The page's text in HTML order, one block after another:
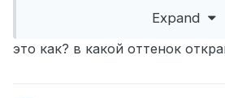
А хна не покрывает ноготь
красит
Expand
это как? в какой оттенок